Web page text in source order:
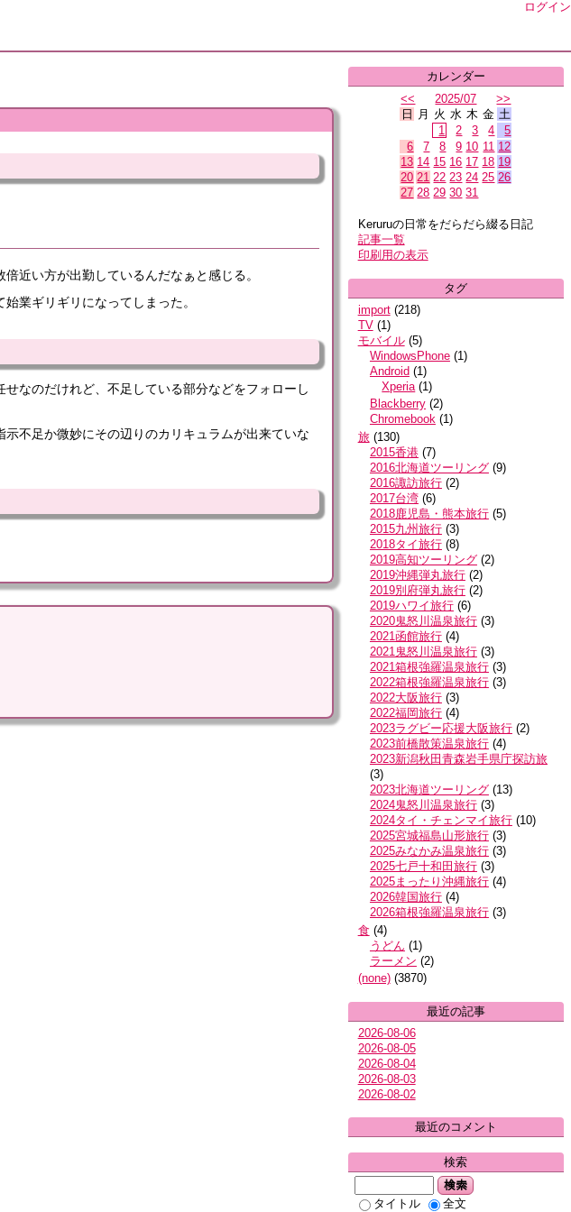
ログイン
近い方が出勤しているんだなぁと感じる。
業ギリギリになってしまった。
なのだけれど、不足している部分などをフォローし
不足か微妙にその辺りのカリキュラムが出来ていな
カレンダー
<<
2025/07
>>
日
月 火 水 木 金 土
1
2 3 4
5
6
7 8 9 10 11 12
13 14 15 16 17 18 19
20 21 22 23 24 25 26
27 28 29 30 31
Keruruの日常をだらだら綴る日記
記事一覧
印刷用の表示
タグ
import (218)
TV (1)
モバイル (5)
WindowsPhone (1)
Android (1)
Xperia (1)
Blackberry (2)
Chromebook (1)
旅 (130)
2015香港 (7)
2016北海道ツーリング (9)
2016諏訪旅行 (2)
2017台湾 (6)
2018鹿児島・熊本旅行 (5)
2015九州旅行 (3)
2018タイ旅行 (8)
2019高知ツーリング (2)
2019沖縄弾丸旅行 (2)
2019別府弾丸旅行 (2)
2019ハワイ旅行 (6)
2020鬼怒川温泉旅行 (3)
2021函館旅行 (4)
2021鬼怒川温泉旅行 (3)
2021箱根強羅温泉旅行 (3)
2022箱根強羅温泉旅行 (3)
2022大阪旅行 (3)
2022福岡旅行 (4)
2023ラグビー応援大阪旅行 (2)
2023前橋散策温泉旅行 (4)
2023新潟秋田青森岩手県庁探訪旅
(3)
2023北海道ツーリング (13)
2024鬼怒川温泉旅行 (3)
2024タイ・チェンマイ旅行 (10)
2025宮城福島山形旅行 (3)
2025みなかみ温泉旅行 (3)
2025七戸十和田旅行 (3)
2025まったり沖縄旅行 (4)
2026韓国旅行 (4)
2026箱根強羅温泉旅行 (3)
食 (4)
うどん (1)
ラーメン (2)
(none) (3870)
最近の記事
2026-08-06
2026-08-05
2026-08-04
2026-08-03
2026-08-02
最近のコメント
検索
検索
タイトル 全文